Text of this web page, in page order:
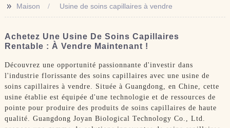
>> Maison Usine de soins capillaires à vendre
Achetez Une Usine De Soins Capillaires
Rentable : À Vendre Maintenant !
Découvrez une opportunité passionnante d'investir dans
l'industrie florissante des soins capillaires avec une usine de
soins capillaires à vendre. Située à Guangdong, en Chine, cette
usine établie est équipée d'une technologie et de ressources de
pointe pour produire des produits de soins capillaires de haute
qualité. Guangdong Joyan Biological Technology Co., Ltd.